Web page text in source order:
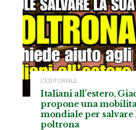
L’EDITORIALE
Italiani all’estero,
propone una
mondiale per salvare
poltrona